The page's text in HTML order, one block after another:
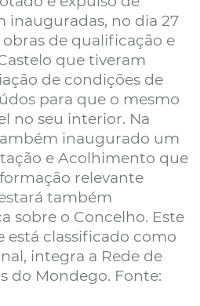
inauguradas, no dia 27
obras de qualificação e
que tiveram
de condições de
para que o mesmo
no seu interior. Na
inaugurado um
e Acolhimento que
relevante
também
sobre o Concelho. Este
classificado como
integra a Rede de
do Mondego. Fonte: